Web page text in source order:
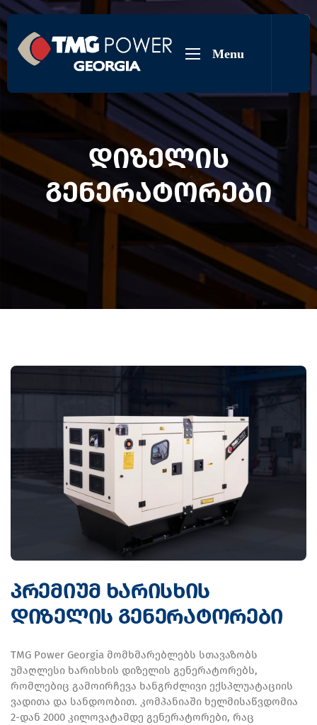
Menu
დიზელის
გენერატორები
პრემიუმ ხარისხის
დიზელის გენერატორები
TMG Power Georgia მომხმარებლებს სთავაზობს
უმაღლესი ხარისხის დიზელის გენერატორებს,
რომლებიც გამოირჩევა ხანგრძლივი ექსპლუატაციის
ვადითა და სანდოობით. კომპანიაში ხელმისაწვდომია
2-დან 2000 კილოვატამდე გენერატორები, რაც